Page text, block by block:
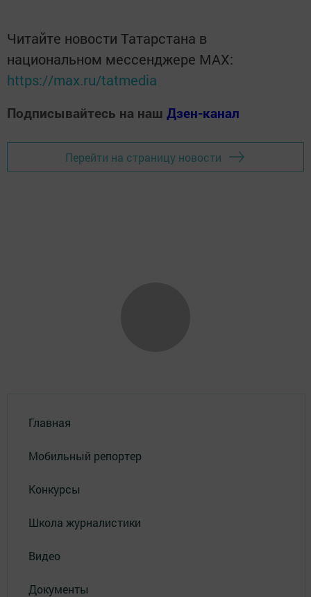
Читайте новости Татарстана в
национальном мессенджере MАХ:
https://max.ru/tatmedia
Подписывайтесь на наш Дзен-канал
Перейти на страницу новости
Главная
Мобильный репортер
Конкурсы
Школа журналистики
Видео
Документы